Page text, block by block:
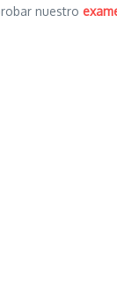
nuestro